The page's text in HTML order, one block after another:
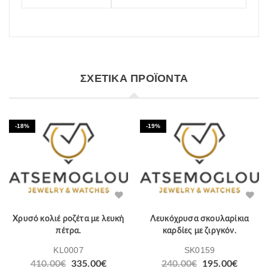
ΣΧΕΤΙΚΆ ΠΡΟΪΌΝΤΑ
-18%
Χρυσό κολιέ ροζέτα με λευκή
πέτρα.
KL0007
410.00€ Original
335.00€
-19%
Λευκόχρυσα σκουλαρίκια
καρδίες με ζιργκόν.
SK0159
240.00€
Original
195.00€